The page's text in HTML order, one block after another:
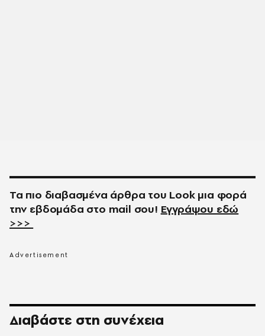
Τα πιο διαβασμένα άρθρα του Look μια φορά
την εβδομάδα στο mail σου! Εγγράψου εδώ
>>>
Διαβάστε στη συνέχεια